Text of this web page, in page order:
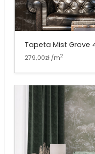
Tapeta Mist Grove
279,00zł /m2